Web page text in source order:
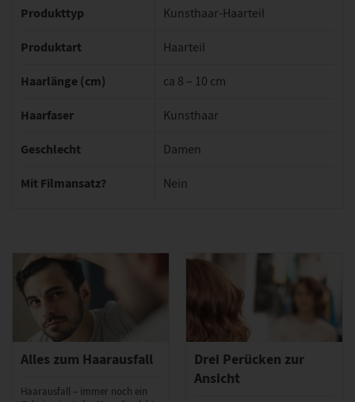
Produkttyp Kunsthaar-Haarteil
Produktart Haarteil
Haarlänge (cm) ca 8 – 10 cm
Haarfaser Kunsthaar
Geschlecht Damen
Mit Filmansatz? Nein
Alles zum Haarausfall
Haarausfall – immer noch ein
Drei Perücken zur
Ansicht